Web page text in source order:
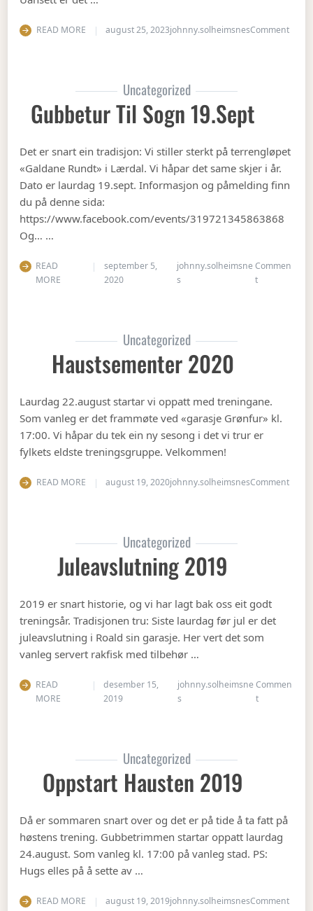
READ MORE august 25, 2023johnny.solheimsnesCommenton
Uncategorized
Gubbetur Til Sogn 19.sept
Det er snart ein tradisjon: Vi stiller sterkt på terrengløpet
«Galdane Rundt» i Lærdal. Vi håpar det same skjer i år.
Dato er laurdag 19.sept. Informasjon og påmelding finn
du på denne sida:
https://www.facebook.com/events/319721345863868
Og… …
READ
MORE
september 5,
2020
johnny.solheimsne
s
Commen
ton Gubbetur
Uncategorized
Haustsementer 2020
Laurdag 22.august startar vi oppatt med treningane.
Som vanleg er det frammøte ved «garasje Grønfur» kl.
17:00. Vi håpar du tek ein ny sesong i det vi trur er
fylkets eldste treningsgruppe. Velkommen!
READ MORE august 19, 2020johnny.solheimsnesCommenton
Uncategorized
Juleavslutning 2019
2019 er snart historie, og vi har lagt bak oss eit godt
treningsår. Tradisjonen tru: Siste laurdag før jul er det
juleavslutning i Roald sin garasje. Her vert det som
vanleg servert rakfisk med tilbehør …
READ
MORE
desember 15,
2019
johnny.solheimsne
s
Commen
ton
Uncategorized
Oppstart Hausten 2019
Då er sommaren snart over og det er på tide å ta fatt på
høstens trening. Gubbetrimmen startar oppatt laurdag
24.august. Som vanleg kl. 17:00 på vanleg stad. PS:
Hugs elles på å sette av …
READ MORE august 19, 2019johnny.solheimsnesCommenton